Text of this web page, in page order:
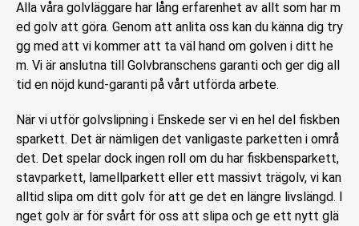
Alla våra golvläggare har lång erfarenhet av allt som har m
ed golv att göra. Genom att anlita oss kan du känna dig try
gg med att vi kommer att ta väl hand om golven i ditt he
m. Vi är anslutna till Golvbranschens garanti och ger dig all
tid en nöjd kund-garanti på vårt utförda arbete.
När vi utför golvslipning i Enskede ser vi en hel del fiskben
sparkett. Det är nämligen det vanligaste parketten i områ
det. Det spelar dock ingen roll om du har fiskbensparkett,
stavparkett, lamellparkett eller ett massivt trägolv, vi kan
alltid slipa om ditt golv för att ge det en längre livslängd. I
nget golv är för svårt för oss att slipa och ge ett nytt glä